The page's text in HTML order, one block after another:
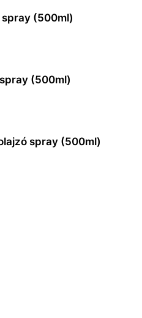
spray (500ml)
(500ml)
spray (500ml)